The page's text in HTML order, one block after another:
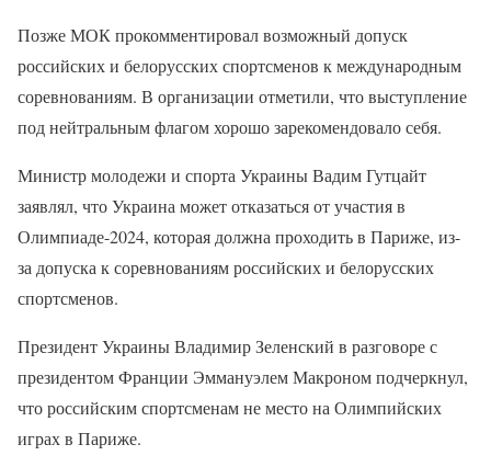
Позже МОК прокомментировал возможный допуск
российских и белорусских спортсменов к международным
соревнованиям. В организации отметили, что выступление
под нейтральным флагом хорошо зарекомендовало себя.
Министр молодежи и спорта Украины Вадим Гутцайт
заявлял, что Украина может отказаться от участия в
Олимпиаде-2024, которая должна проходить в Париже, из-
за допуска к соревнованиям российских и белорусских
спортсменов.
Президент Украины Владимир Зеленский в разговоре с
президентом Франции Эммануэлем Макроном подчеркнул,
что российским спортсменам не место на Олимпийских
играх в Париже.